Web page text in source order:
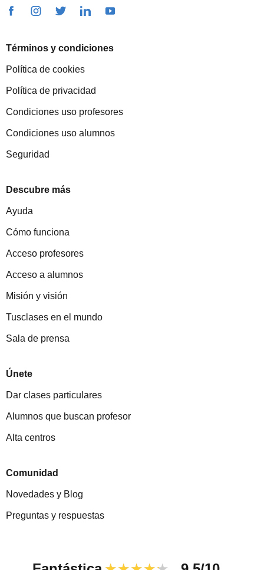
Términos y condiciones
Política de cookies
Política de privacidad
Condiciones uso profesores
Condiciones uso alumnos
Seguridad
Descubre más
Ayuda
Cómo funciona
Acceso profesores
Acceso a alumnos
Misión y visión
Tusclases en el mundo
Sala de prensa
Únete
Dar clases particulares
Alumnos que buscan profesor
Alta centros
Comunidad
Novedades y Blog
Preguntas y respuestas